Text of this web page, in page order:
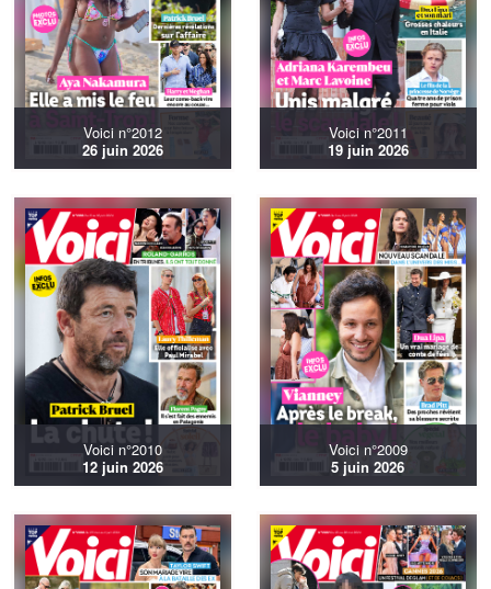
Voici n°2012
26 juin 2026
Voici n°2011
19 juin 2026
Voici n°2010
12 juin 2026
Voici n°2009
5 juin 2026